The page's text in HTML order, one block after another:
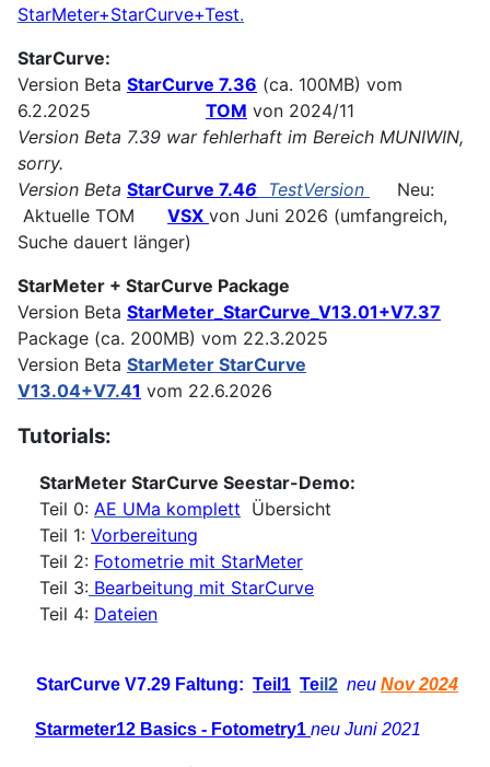
StarMeter+StarCurve+Test.
StarCurve:
Version Beta StarCurve 7.36 (ca. 100MB) vom
6.2.2025 TOM von 2024/11
Version Beta 7.39 war fehlerhaft im Bereich MUNIWIN,
sorry.
Version Beta StarCurve 7.46 TestVersion
Neu:
Aktuelle TOM VSX von Juni 2026 (umfangreich,
Suche dauert länger)
StarMeter + StarCurve Package
Version Beta StarMeter_StarCurve_V13.01+V7.37
Package (ca. 200MB) vom 22.3.2025
Version Beta StarMeter StarCurve
V13.04+V7.41 vom 22.6.2026
Tutorials:
StarMeter StarCurve Seestar-Demo:
Teil 0: AE UMa komplett Übersicht
Teil 1: Vorbereitung
Teil 2: Fotometrie mit StarMeter
Teil 3: Bearbeitung mit StarCurve
Teil 4: Dateien
StarCurve V7.29 Faltung: Teil1 Teil2 neu Nov 2024
Starmeter12 Basics - Fotometry1 neu Juni 2021